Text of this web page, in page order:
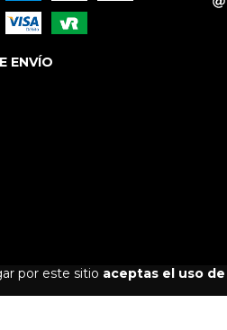
por este sitio aceptas el uso
ENVÍO